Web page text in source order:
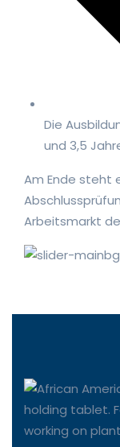
Die
und 3,5
Am Ende steht
Arbeitsmarkt